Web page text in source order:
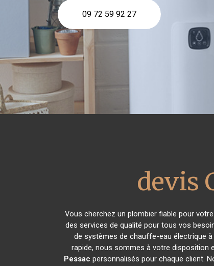
09 72 59 92 27
devis
Vous cherchez un plombier fiable pour
des services de qualité pour tous vos
de systèmes de chauffe-eau électrique à
rapide, nous sommes à votre
Pessac personnalisés pour chaque client.